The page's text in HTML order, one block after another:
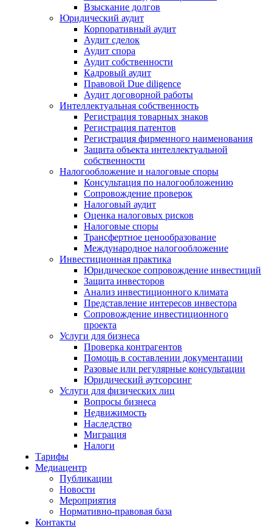
Взыскание долгов
Юридический аудит
Корпоративный аудит
Аудит сделок
Аудит спора
Аудит собственности
Кадровый аудит
Правовой Due diligence
Аудит договорной работы
Интеллектуальная собственность
Регистрация товарных знаков
Регистрация патентов
Регистрация фирменного наименования
Защита объекта интеллектуальной
собственности
Налогообложение и налоговые споры
Консультация по налогообложению
Сопровождение проверок
Налоговый аудит
Оценка налоговых рисков
Налоговые споры
Трансфертное ценообразование
Международное налогообложение
Инвестиционная практика
Юридическое сопровождение инвестиций
Защита инвесторов
Анализ инвестиционного климата
Представление интересов инвестора
Сопровождение инвестиционного
проекта
Услуги для бизнеса
Проверка контрагентов
Помощь в составлении документации
Разовые или регулярные консультации
Юридический аутсорсинг
Услуги для физических лиц
Вопросы бизнеса
Недвижимость
Наследство
Миграция
Налоги
Тарифы
Медиацентр
Публикации
Новости
Мероприятия
Нормативно-правовая база
Контакты